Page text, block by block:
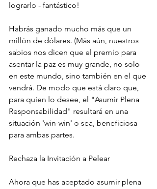
lograrlo - fantástico!
Habrás ganado mucho más que un
millón de dólares. (Más aún, nuestros
sabios nos dicen que el premio para
asentar la paz es muy grande, no solo
en este mundo, sino también en el que
vendrá. De modo que está claro que,
para quien lo desee, el "Asumir Plena
Responsabilidad" resultará en una
situación 'win-win' o sea, beneficiosa
para ambas partes.
Rechaza la Invitación a Pelear
Ahora que has aceptado asumir plena